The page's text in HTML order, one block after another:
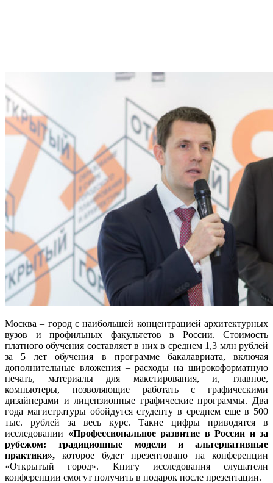
Москва – город с наибольшей концентрацией архитектурных
вузов и профильных факультетов в России. Стоимость
платного обучения составляет в них в среднем 1,3 млн рублей
за 5 лет обучения в программе бакалавриата, включая
дополнительные вложения – расходы на широкоформатную
печать, материалы для макетирования, и, главное,
компьютеры, позволяющие работать с графическими
дизайнерами и лицензионные графические программы. Два
года магистратуры обойдутся студенту в среднем еще в 500
тыс. рублей за весь курс. Такие цифры приводятся в
исследовании «Профессиональное развитие в России и за
рубежом: традиционные модели и альтернативные
практики», которое будет презентовано на конференции
«Открытый город». Книгу исследования слушатели
конференции смогут получить в подарок после презентации.